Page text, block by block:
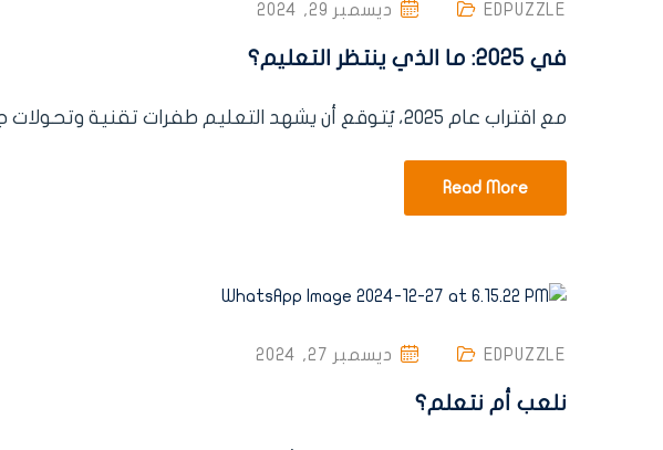
EDPUZZLE ديسمبر 29, 2024
في 2025: ما الذي ينتظر التعليم؟
مع اقتراب عام 2025، يُتوقع أن يشهد التعليم طفرات تقنية وتحولات جذرية تُعيد تشكيل الطريقة التي نتعلم بها...
Read More
EDPUZZLE ديسمبر 27, 2024
نلعب أم نتعلم؟